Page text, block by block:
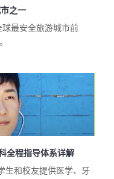
之一
最安全旅游城市前
全程指导体系详解
生和校友提供医学、牙